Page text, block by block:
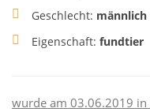
Geschlecht: männlich
Eigenschaft: fundtier
wurde am 03.06.2019 in